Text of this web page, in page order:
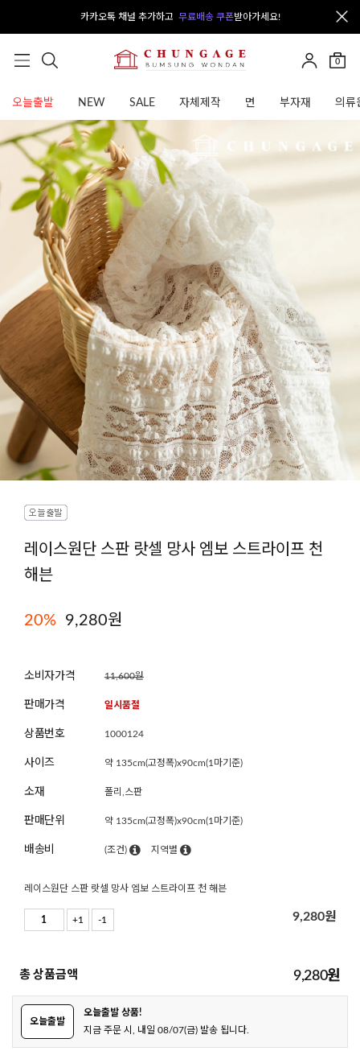
카카오톡 채널 추가하고 무료배송 쿠폰받아가세요!
0
오늘출발 NEW SALE 자체제작 면 부자재 의류
레이스원단 스판 랏셀 망사 엠보 스트라이프 천
해븐
20% 9,280원
소비자가격 11,600원
판매가격 일시품절
상품번호 1000124
사이즈 약 135cm(고정폭)x90cm(1마기준)
소재 폴리,스판
판매단위 약 135cm(고정폭)x90cm(1마기준)
배송비 (조건) 지역별
레이스원단 스판 랏셀 망사 엠보 스트라이프 천 해븐
+1 -1 9,280원
총 상품금액 9,280원
오늘출발
오늘출발 상품!
지금 주문 시, 내일 08/07(금) 발송 됩니다.